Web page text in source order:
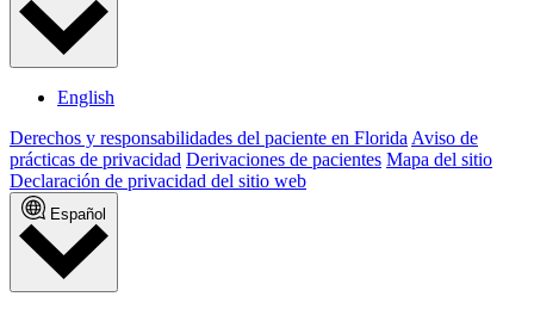
English
Derechos y responsabilidades del paciente en Florida Aviso de
prácticas de privacidad Derivaciones de pacientes Mapa del sitio
Declaración de privacidad del sitio web
Español